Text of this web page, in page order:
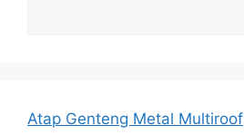
Atap Genteng Metal Multiroof